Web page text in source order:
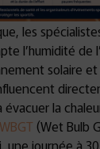
les
l’humidité de
solaire
la
WBGT (Wet Bulb
une journée à